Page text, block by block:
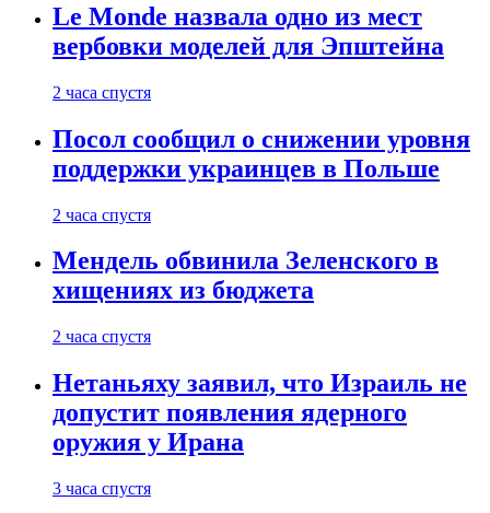
Le Monde назвала одно из мест
вербовки моделей для Эпштейна
2 часа спустя
Посол сообщил о снижении уровня
поддержки украинцев в Польше
2 часа спустя
Мендель обвинила Зеленского в
хищениях из бюджета
2 часа спустя
Нетаньяху заявил, что Израиль не
допустит появления ядерного
оружия у Ирана
3 часа спустя